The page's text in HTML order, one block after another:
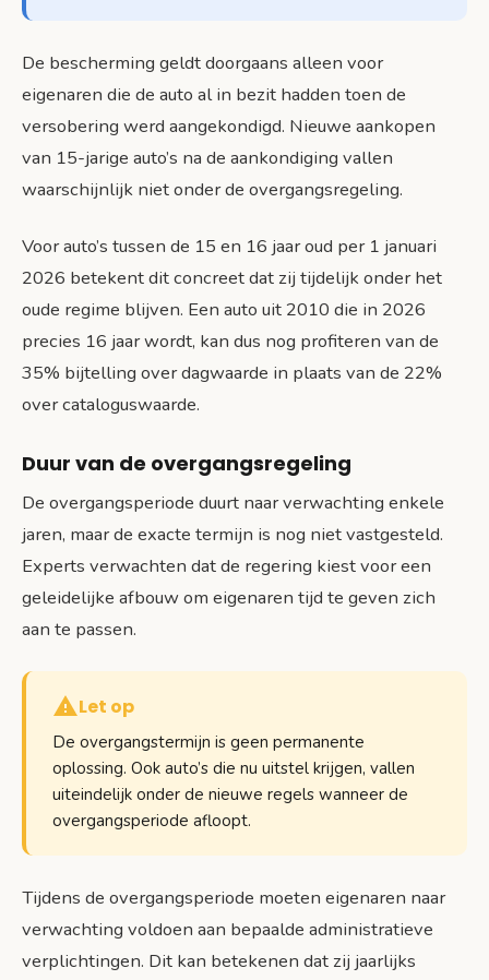
De bescherming geldt doorgaans alleen voor
eigenaren die de auto al in bezit hadden toen de
versobering werd aangekondigd. Nieuwe aankopen
van 15-jarige auto’s na de aankondiging vallen
waarschijnlijk niet onder de overgangsregeling.
Voor auto’s tussen de 15 en 16 jaar oud per 1 januari
2026 betekent dit concreet dat zij tijdelijk onder het
oude regime blijven. Een auto uit 2010 die in 2026
precies 16 jaar wordt, kan dus nog profiteren van de
35% bijtelling over dagwaarde in plaats van de 22%
over cataloguswaarde.
Duur van de overgangsregeling
De overgangsperiode duurt naar verwachting enkele
jaren, maar de exacte termijn is nog niet vastgesteld.
Experts verwachten dat de regering kiest voor een
geleidelijke afbouw om eigenaren tijd te geven zich
aan te passen.
Let op
De overgangstermijn is geen permanente
oplossing. Ook auto’s die nu uitstel krijgen, vallen
uiteindelijk onder de nieuwe regels wanneer de
overgangsperiode afloopt.
Tijdens de overgangsperiode moeten eigenaren naar
verwachting voldoen aan bepaalde administratieve
verplichtingen. Dit kan betekenen dat zij jaarlijks